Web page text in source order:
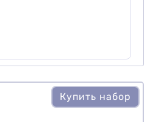
Купить набор